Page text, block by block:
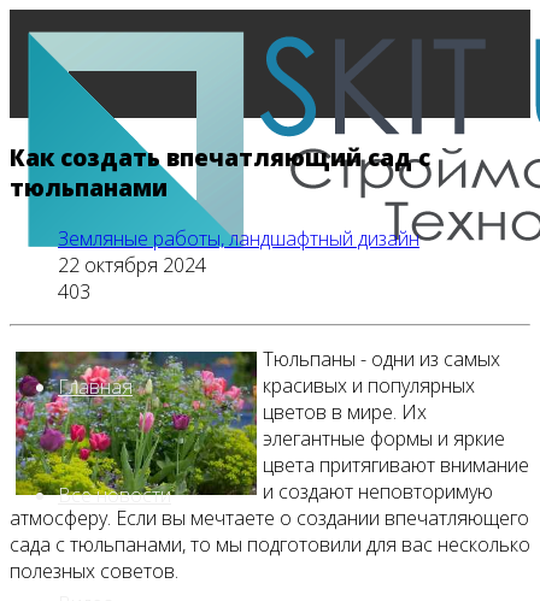
Главная
Все новости
Как создать впечатляющий сад с
тюльпанами
Земляные работы, ландшафтный дизайн
22 октября 2024
403
Тюльпаны - одни из самых
красивых и популярных
цветов в мире. Их
элегантные формы и яркие
цвета притягивают внимание
и создают неповторимую
атмосферу. Если вы мечтаете о создании впечатляющего
сада с тюльпанами, то мы подготовили для вас несколько
полезных советов.